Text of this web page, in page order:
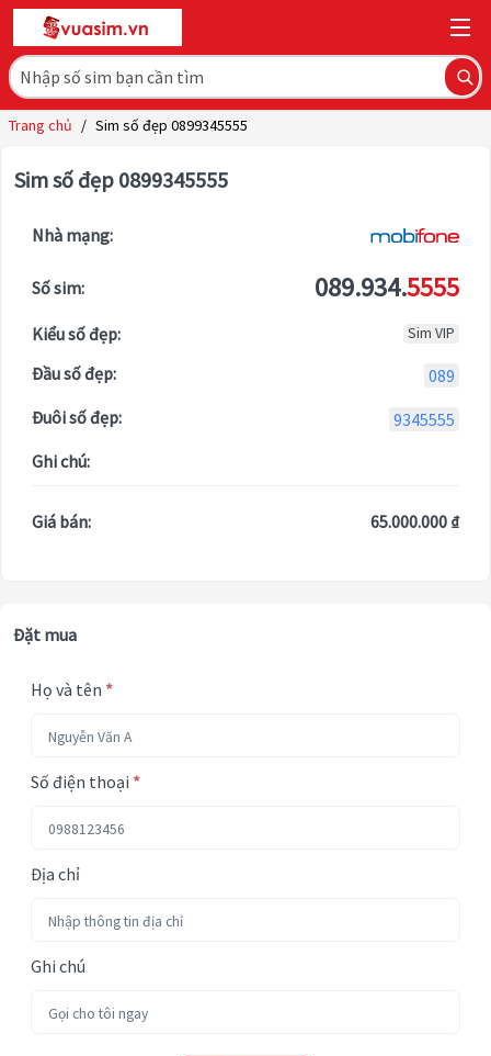
Trang chủ / Sim số đẹp 0899345555
Sim số đẹp 0899345555
Nhà mạng:
Số sim: 089.934.5555
Kiểu số đẹp: Sim VIP
Đầu số đẹp:
089
Đuôi số đẹp:
9345555
Ghi chú:
Giá bán: 65.000.000 ₫
Đặt mua
Họ và tên *
Số điện thoại *
Địa chỉ
Ghi chú